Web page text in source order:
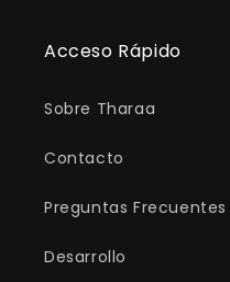
Acceso Rápido
Sobre Tharaa
Contacto
Preguntas Frecuentes
Desarrollo